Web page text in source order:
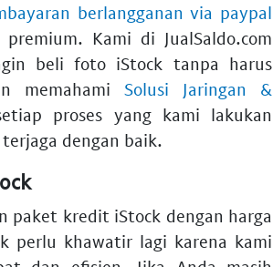
berlangganan via paypal
Kami di JualSaldo.com
beli foto iStock tanpa harus
memahami Solusi Jaringan &
proses yang kami lakukan
dengan baik.
paket kredit iStock dengan harga
perlu khawatir lagi karena kami